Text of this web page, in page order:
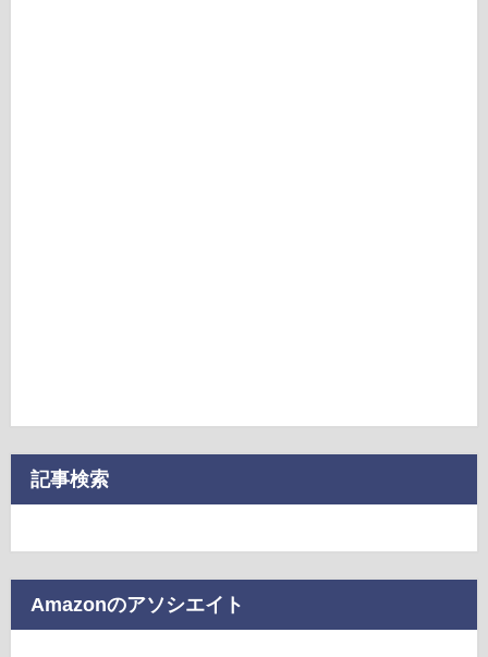
記事検索
Amazonのアソシエイト